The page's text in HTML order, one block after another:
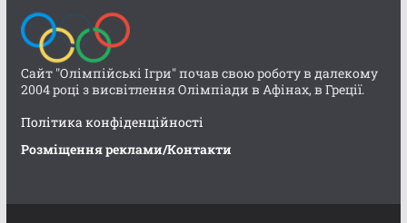
Сайт "Олімпійські Ігри" почав свою роботу в далекому
2004 році з висвітлення Олімпіади в Афінах, в Греції.
Політика конфіденційності
Розміщення реклами/Контакти